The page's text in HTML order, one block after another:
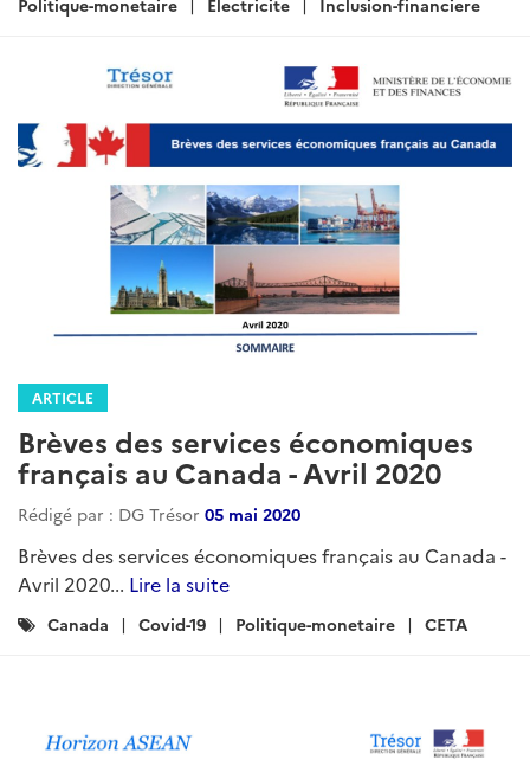
ARTICLE
Brèves des services économiques
français au Canada - Avril 2020
Rédigé par : DG Trésor 05 mai 2020
Brèves des services économiques français au Canada -
Avril 2020... Lire la suite
Catégories
Canada Covid-19 Politique-monetaire CETA